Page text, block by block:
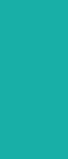
ondergaat,
te voegen)